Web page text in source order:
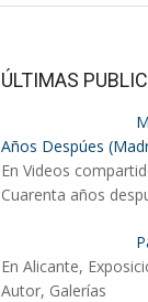
ÚLTIMAS
Años Despúes
En Videos
Cuarenta años
En Alicante,
Autor, Galerías